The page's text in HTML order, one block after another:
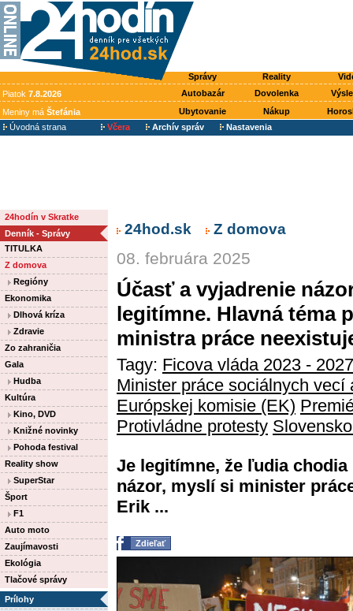
Správy Reality
Piatok 7.8.2026 Autobazár Dovolenka
Meniny má Štefánia Ubytovanie Nákup
Úvodná strana
Včera Archív správ Nastavenia
24hodín v Skratke
Denník - Správy
TITULKA
Z domova
Regióny
Ekonomika
Dlhová kríza
Zdravie
Zo zahraničia
Gala
Hudba
Kultúra
Kino, DVD
Knižné novinky
Pohoda festival
Reality show
SuperStar
Šport
F1
Auto moto
Zaujímavosti
Ekológia
Tlačové správy
Prílohy
24hod.sk Z domova
08. februára 2025
Účasť a vyjadrenie
legitímne. Hlavná téma
ministra práce
Tagy: Ficova vláda 2023 -
Minister práce sociálnych vecí
Európskej komisie (EK)
Protivládne protesty
Je legitímne, že ľudia
názor, myslí si minister
Erik ...
Zdieľať